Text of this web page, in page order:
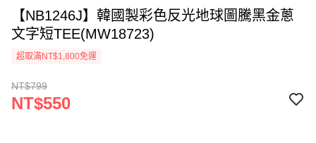
【NB1246J】韓國製彩色反光地球圖騰黑金蔥
文字短TEE(MW18723)
超取滿NT$1,800免運
NT$799
NT$550